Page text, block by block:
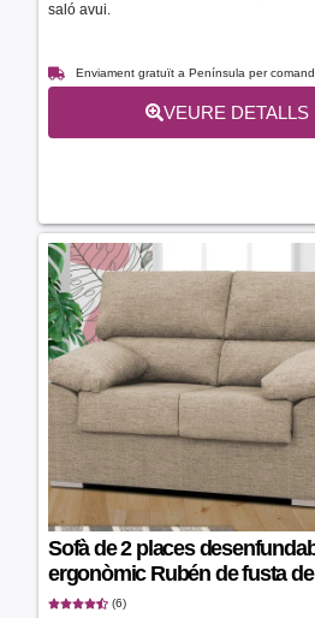
saló avui.
Enviament gratuït a Península per
VEURE DETALLS
Sofà de 2 places
ergonòmic Rubén de fusta
(6)